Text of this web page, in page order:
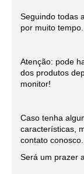
Seguindo todas
por muito tempo.
Atenção: pode
dos produtos
monitor!
Caso tenha
características,
contato conosco.
Será um prazer